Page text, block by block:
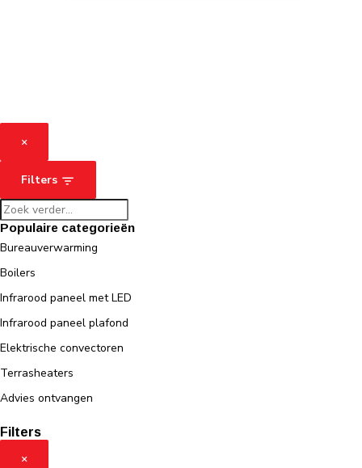
×
Filters
Populaire categorieën
Bureauverwarming
Boilers
Infrarood paneel met LED
Infrarood paneel plafond
Elektrische convectoren
Terrasheaters
Advies ontvangen
Filters
×